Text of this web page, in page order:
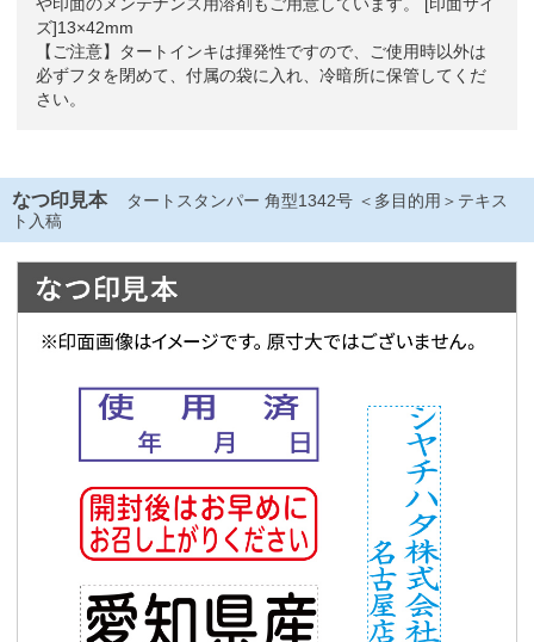
ズ]13×42mm
【ご注意】タートインキは揮発性ですので、ご使用時以外は
必ずフタを閉めて、付属の袋に入れ、冷暗所に保管してくだ
さい。
なつ印見本
タートスタンパー 角型1342号 ＜多目的用＞テキス
ト入稿